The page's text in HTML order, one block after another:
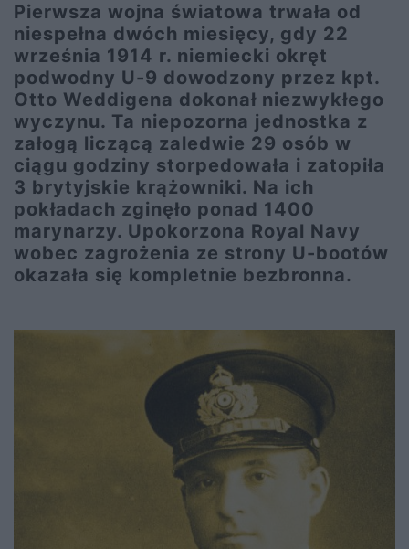
Pierwsza wojna światowa trwała od
niespełna dwóch miesięcy, gdy 22
września 1914 r. niemiecki okręt
podwodny U-9 dowodzony przez kpt.
Otto Weddigena dokonał niezwykłego
wyczynu. Ta niepozorna jednostka z
załogą liczącą zaledwie 29 osób w
ciągu godziny storpedowała i zatopiła
3 brytyjskie krążowniki. Na ich
pokładach zginęło ponad 1400
marynarzy. Upokorzona Royal Navy
wobec zagrożenia ze strony U-bootów
okazała się kompletnie bezbronna.